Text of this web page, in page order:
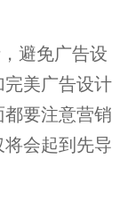
避免广告设
美广告设计
都要注意营销
会起到先导